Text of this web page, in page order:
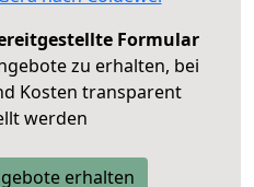
Formular
zu erhalten, bei
Kosten transparent
werden
erhalten